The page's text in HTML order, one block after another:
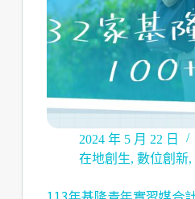
2024 年 5 月 22 日
在地創生, 數位創新,